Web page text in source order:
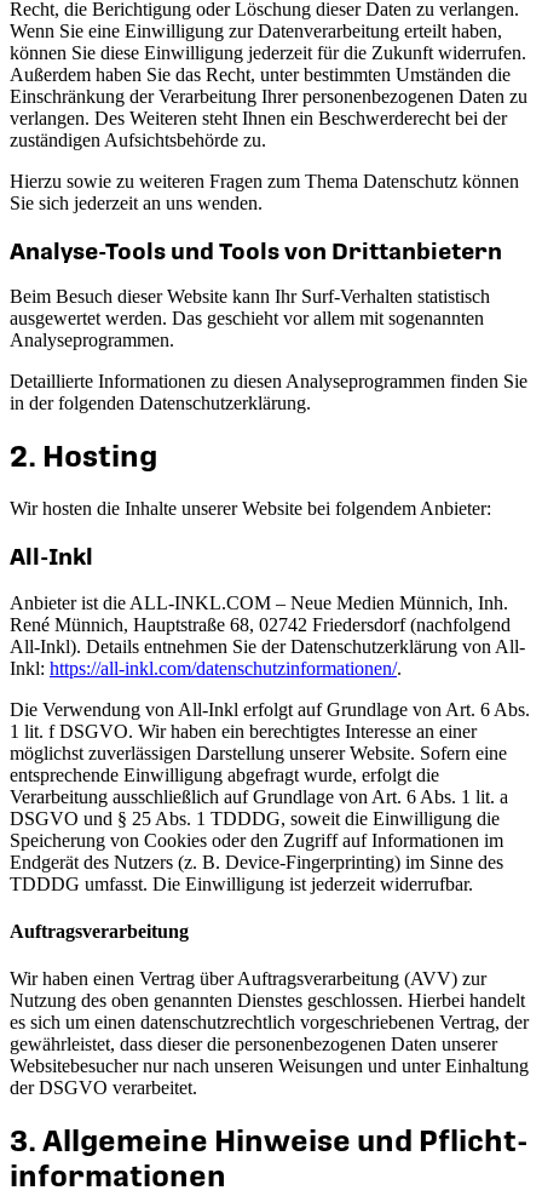
Recht, die Berichtigung oder Löschung dieser Daten zu verlangen.
Wenn Sie eine Einwilligung zur Datenverarbeitung erteilt haben,
können Sie diese Einwilligung jederzeit für die Zukunft widerrufen.
Außerdem haben Sie das Recht, unter bestimmten Umständen die
Einschränkung der Verarbeitung Ihrer personenbezogenen Daten zu
verlangen. Des Weiteren steht Ihnen ein Beschwerderecht bei der
zuständigen Aufsichtsbehörde zu.
Hierzu sowie zu weiteren Fragen zum Thema Datenschutz können
Sie sich jederzeit an uns wenden.
Analyse-Tools und Tools von Dritt­anbietern
Beim Besuch dieser Website kann Ihr Surf-Verhalten statistisch
ausgewertet werden. Das geschieht vor allem mit sogenannten
Analyseprogrammen.
Detaillierte Informationen zu diesen Analyseprogrammen finden Sie
in der folgenden Datenschutzerklärung.
2. Hosting
Wir hosten die Inhalte unserer Website bei folgendem Anbieter:
All-Inkl
Anbieter ist die ALL-INKL.COM – Neue Medien Münnich, Inh.
René Münnich, Hauptstraße 68, 02742 Friedersdorf (nachfolgend
All-Inkl). Details entnehmen Sie der Datenschutzerklärung von All-
Inkl: https://all-inkl.com/datenschutzinformationen/.
Die Verwendung von All-Inkl erfolgt auf Grundlage von Art. 6 Abs.
1 lit. f DSGVO. Wir haben ein berechtigtes Interesse an einer
möglichst zuverlässigen Darstellung unserer Website. Sofern eine
entsprechende Einwilligung abgefragt wurde, erfolgt die
Verarbeitung ausschließlich auf Grundlage von Art. 6 Abs. 1 lit. a
DSGVO und § 25 Abs. 1 TDDDG, soweit die Einwilligung die
Speicherung von Cookies oder den Zugriff auf Informationen im
Endgerät des Nutzers (z. B. Device-Fingerprinting) im Sinne des
TDDDG umfasst. Die Einwilligung ist jederzeit widerrufbar.
Auftragsverarbeitung
Wir haben einen Vertrag über Auftragsverarbeitung (AVV) zur
Nutzung des oben genannten Dienstes geschlossen. Hierbei handelt
es sich um einen datenschutzrechtlich vorgeschriebenen Vertrag, der
gewährleistet, dass dieser die personenbezogenen Daten unserer
Websitebesucher nur nach unseren Weisungen und unter Einhaltung
der DSGVO verarbeitet.
3. Allgemeine Hinweise und Pflicht­
informationen